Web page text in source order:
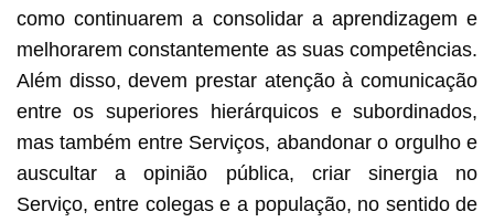
como continuarem a consolidar a aprendizagem e
melhorarem constantemente as suas competências.
Além disso, devem prestar atenção à comunicação
entre os superiores hierárquicos e subordinados,
mas também entre Serviços, abandonar o orgulho e
auscultar a opinião pública, criar sinergia no
Serviço, entre colegas e a população, no sentido de